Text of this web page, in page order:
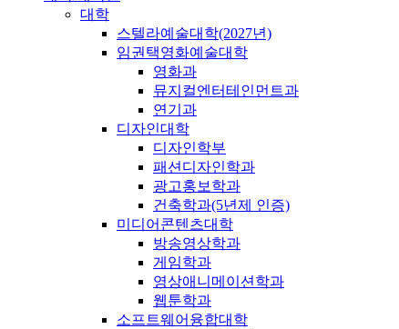
대학
스텔라예술대학(2027년)
임권택영화예술대학
영화과
뮤지컬엔터테인먼트과
연기과
디자인대학
디자인학부
패션디자인학과
광고홍보학과
건축학과(5년제 인증)
미디어콘텐츠대학
방송영상학과
게임학과
영상애니메이션학과
웹툰학과
소프트웨어융합대학